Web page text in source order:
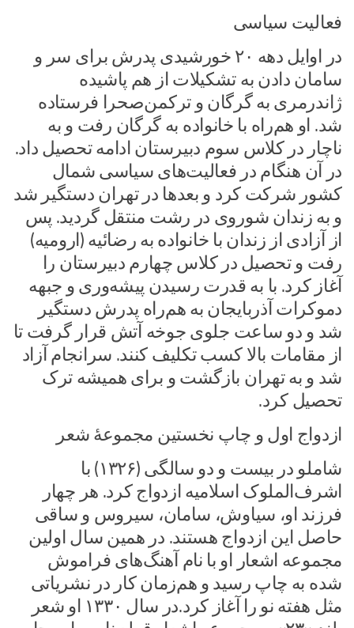
فعالیت سیاسی
در اوایل دهه ۲۰ خورشیدی پدرش برای سر و
سامان دادن به تشکیلات از هم پاشیده
ژاندرمری به گرگان و ترکمن‌صحرا فرستاده
شد. او هم‌راه با خانواده به گرگان رفت و به
ناچار در کلاس سوم دبیرستان ادامه تحصیل داد.
در آن هنگام در فعالیت‌های سیاسی شمال
کشور شرکت کرد و بعدها در تهران دستگیر شد
و به زندان شوروی در رشت منتقل گردید. پس
از آزادی از زندان با خانواده به رضائیه (ارومیه)
رفت و تحصیل در کلاس چهارم دبیرستان را
آغاز کرد. با به قدرت رسیدن پیشه‌وری و جبهه
دموکرات آذربایجان به هم‌راه پدرش دستگیر
شد و دو ساعت جلوی جوخه آتش قرار گرفت تا
از مقامات بالا کسب تکلیف کنند. سرانجام آزاد
شد و به تهران بازگشت و برای همیشه ترک
تحصیل کرد.
ازدواج اول و چاپ نخستین مجموعهٔ شعر
شاملو در بیست و دو سالگی (۱۳۲۶) با
اشرف‌الملوک اسلامیه ازدواج کرد. هر چهار
فرزند او، سیاوش، سامان، سیروس و ساقی
حاصل این ازدواج هستند. در همین سال اولین
مجموعه اشعار او با نام آهنگ‌های فراموش
شده به چاپ رسید و هم‌زمان کار در نشریاتی
مثل هفته نو را آغاز کرد.در سال ۱۳۳۰ او شعر